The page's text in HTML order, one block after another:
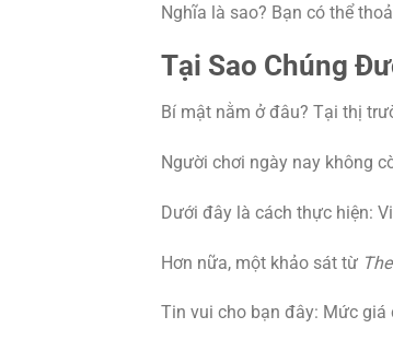
Nghĩa là sao? Bạn có thể
Tại Sao Chúng
Bí mật nằm ở đâu? Tại thị
Người chơi ngày nay không
Dưới đây là cách thực hiện:
Hơn nữa, một khảo sát từ
Tin vui cho bạn đây: Mức giá